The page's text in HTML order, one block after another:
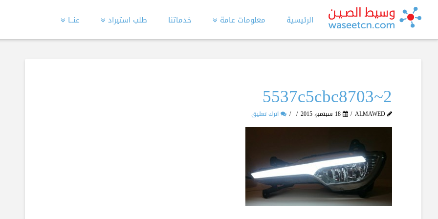
الرئيسية معلومات عامة خدماتنا طلب استيراد عنــا
5537c5cbc8703~2
ALMAWED 18 سبتمبر، 2015 اترك تعليق